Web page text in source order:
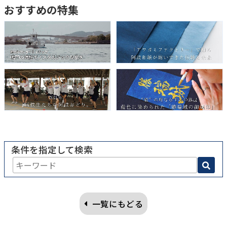
おすすめの特集
条件を指定して検索
一覧にもどる